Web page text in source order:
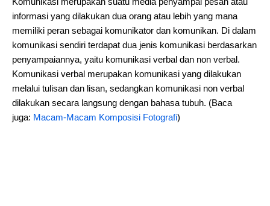
informasi yang dilakukan dua orang atau lebih yang mana
memiliki peran sebagai komunikator dan komunikan. Di dalam
komunikasi sendiri terdapat dua jenis komunikasi berdasarkan
penyampaiannya, yaitu komunikasi verbal dan non verbal.
Komunikasi verbal merupakan komunikasi yang dilakukan
melalui tulisan dan lisan, sedangkan komunikasi non verbal
dilakukan secara langsung dengan bahasa tubuh. (Baca
juga: Macam-Macam Komposisi Fotografi)